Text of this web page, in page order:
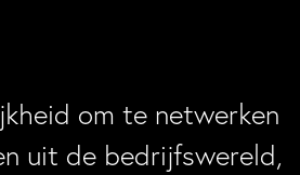
om te netwerken
uit de bedrijfswereld,